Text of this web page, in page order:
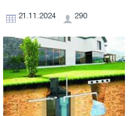
21.11.2024 290